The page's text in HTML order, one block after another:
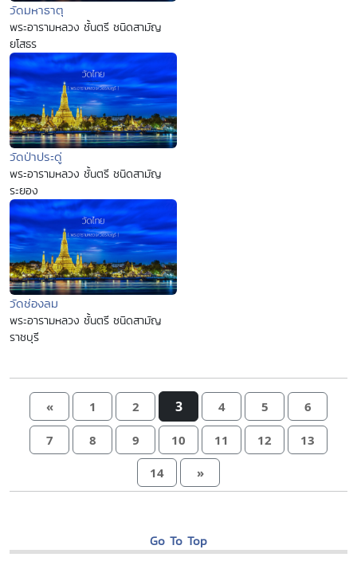
วัดมหาธาตุ
พระอารามหลวง ชั้นตรี ชนิดสามัญ
ยโสธร
วัดป่าประดู่
พระอารามหลวง ชั้นตรี ชนิดสามัญ
ระยอง
วัดช่องลม
พระอารามหลวง ชั้นตรี ชนิดสามัญ
ราชบุรี
« 1 2 3 4 5 6
7 8 9 10 11 12 13
14 »
Go To Top